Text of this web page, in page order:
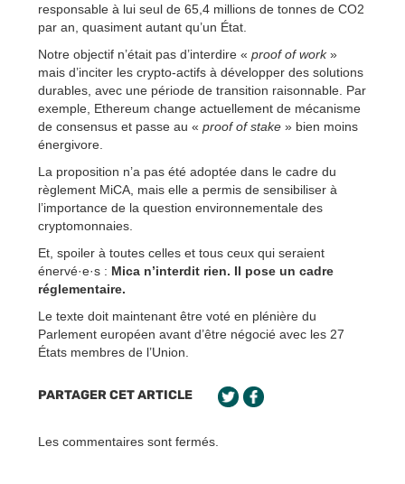
responsable à lui seul de 65,4 millions de tonnes de CO2
par an, quasiment autant qu’un État.
Notre objectif n’était pas d’interdire « proof of work»
mais d’inciter les crypto-actifs à développer des solutions
durables, avec une période de transition raisonnable. Par
exemple, Ethereum change actuellement de mécanisme
de consensus et passe au « proof of stake » bien moins
énergivore.
La proposition n’a pas été adoptée dans le cadre du
règlement MiCA, mais elle a permis de sensibiliser à
l’importance de la question environnementale des
cryptomonnaies.
Et, spoiler à toutes celles et tous ceux qui seraient
énervé·e·s : Mica n’interdit rien. Il pose un cadre
réglementaire.
Le texte doit maintenant être voté en plénière du
Parlement européen avant d’être négocié avec les 27
États membres de l’Union.
PARTAGER CET ARTICLE
Les commentaires sont fermés.